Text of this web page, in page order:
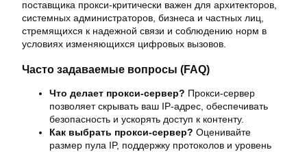
поставщика прокси-критически важен для архитекторов,
системных администраторов, бизнеса и частных лиц,
стремящихся к надежной связи и соблюдению норм в
условиях изменяющихся цифровых вызовов.
Часто задаваемые вопросы (FAQ)
Что делает прокси-сервер? Прокси-сервер
позволяет скрывать ваш IP-адрес, обеспечивать
безопасность и ускорять доступ к контенту.
Как выбрать прокси-сервер? Оценивайте
размер пула IP, поддержку протоколов и уровень